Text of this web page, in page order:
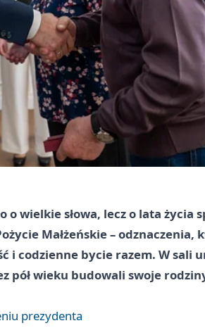
wielkie słowa, lecz o lata życia
Małżeńskie – odznaczenia,
i codzienne bycie razem. W sali
pół wieku budowali swoje
prezydenta